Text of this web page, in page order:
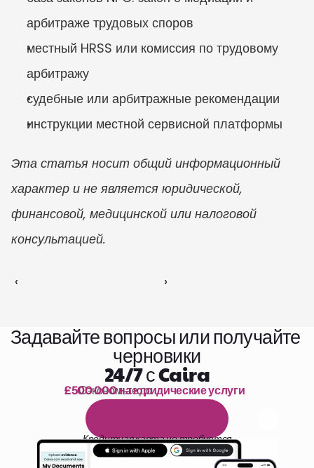
арбитраже трудовых споров
местный HRSS или комиссия по трудовому
арбитражу
судебные или арбитражные рекомендации
инструкции местной сервисной платформы
Эта статья носит общий информационный
характер и не является юридической,
финансовой, медицинской или налоговой
консультацией.
‹ ›
Задавайте вопросы или получайте
черновики
24/7 с Caira
1 000 часов чтения
Сэкономьте до
£500 000 на юридические услуги
ы е
Кредитная карта не требуется